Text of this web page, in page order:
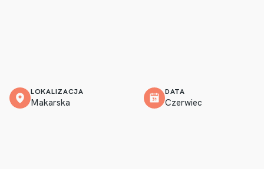
LOKALIZACJA
Makarska
DATA
Czerwiec